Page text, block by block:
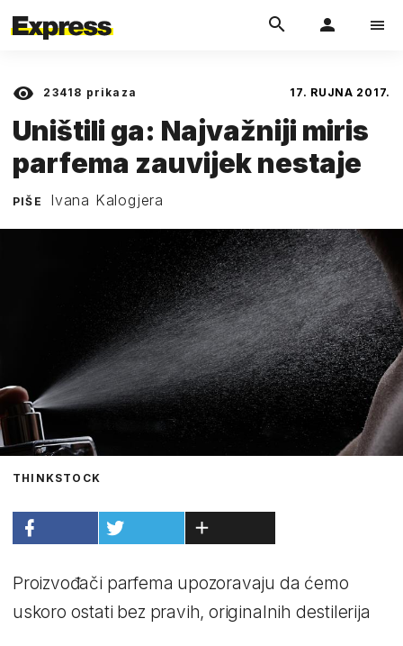
23418 prikaza 17. RUJNA 2017.
Uništili ga: Najvažniji miris
parfema zauvijek nestaje
PIŠE Ivana Kalogjera
THINKSTOCK
Proizvođači parfema upozoravaju da ćemo
uskoro ostati bez pravih, originalnih destilerija